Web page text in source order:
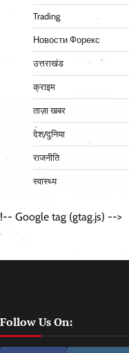
Trading
Новости Форекс
उत्तराखंड
क्राइम
ताज़ा खबर
देश/दुनिया
राजनीति
स्वास्थ्य
!-- Google tag (gtag.js) -->
Follow Us On: